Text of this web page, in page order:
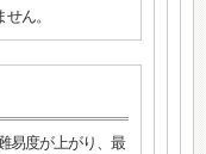
ん。
易度が上がり、最